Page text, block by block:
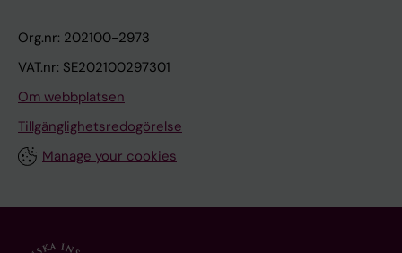
Org.nr: 202100-2973
VAT.nr: SE202100297301
Om webbplatsen
Tillgänglighetsredogörelse
Manage your cookies